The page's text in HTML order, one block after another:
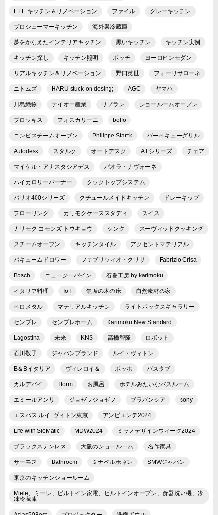
FILE キッチン＆リノベーション ファイル グレーキッチン
プロシューマーキッチン 海外製冷蔵庫
夢をかなえたインテリアキッチン 黒いキッチン キッチン実例
キッチン探し キッチン照明 ボッチ ヨーロピンモダン
リアルキッチン＆リノベーション 野口英世 フォーリサローネ
ニトムズ HARU stuck-on desing; AGC ヤマハ
川島織物 テイオー産業 リブラン ショールームオープン
ブロッキス フォスカリーニ boffo
コンビスチームオーブン Philippe Starck バーベキューグリル
Autodesk スタルク オートデスク A.I.シリーズ チェア
マイケル・アナスタシアデス パオラ・ナヴォーネ
ハイカロリーバーナー クックトップシステム
バリオ400シリーズ クチュールメイドキッチン ドレーキップ
フローリング カリモクケーススタディ スイス
カリモク コモンズ トウキョウ シンク スーヴィッドクッキング
スチームオーブン キッチンタイル アクセントマテリアル
バキュームドロワー ファブリツィオ・クリサ Fabrizio Crisa
Bosch ニュージーパイン 石巻工房 by karimoku
イタリア料理 IoT 無垢の木の床 自然素材の家
ベロメタル マテリアルキッチン ライトボックスギャラリー
センプレ センプレホーム Karimoku New Standard
Lagostina 未来 KNS 高橋智隆 ロボット
石川敬子 ジャパンブランド ルイ・ヴィトン
B＆Bイタリア ヴィレロイ＆ ボッホ バスタブ
カルデバイ Tform お風呂 ホテルみたいなバスルーム
エミールアンリ ジョゼフジョゼフ ブラバンシア sony
エスパス ルイ･ヴィトン東京 アンビエンテ2024
Life with SieMatic MDW2024 ミラノデザインウィーク2024
ブラックステンレス 大阪のショールーム 名作家具
サーモス Bathroom ミナペルホネン SMWジャパン
東京のキッチンショールーム
Miele、ミーレ、ビルトイン家電、ビルトインオーブン、食器洗い機、冷
凍冷蔵庫